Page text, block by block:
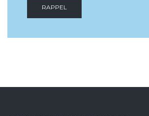
RAPPEL